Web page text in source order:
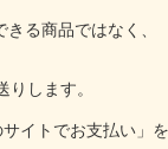
る商品ではなく、
します。
イトでお支払い」を